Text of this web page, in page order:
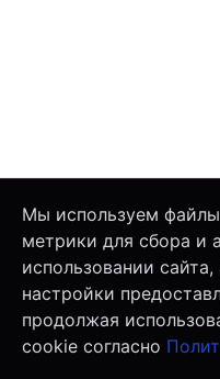
Мы используем
метрики для сбора и
использовании
настройки
продолжая
cookie согласно